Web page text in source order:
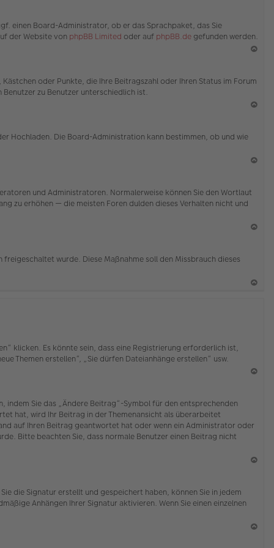
o
b
einen Board-Administrator, ob er das Sprachpaket, das Sie
der Website von phpBB Limited oder auf phpBB.de gefunden werden.
h
b
oder Punkte, die Ihre Beitragszahl oder Ihren Status im Forum
zu Benutzer unterschiedlich ist.
b
Hochladen. Die Board-Administration kann bestimmen, ob und wie
h
en
und Administratoren. Normalerweise können Sie den Wortlaut
zu erhöhen — die meisten Foren dulden dieses Verhalten nicht und
b
wurde. Diese Maßnahme soll den Missbrauch dieses
klicken. Es könnte sein, dass eine Registrierung erforderlich ist,
Themen erstellen“, „Sie dürfen Dateianhänge erstellen“ usw.
b
Sie das „Ändere Beitrag“-Symbol für den entsprechenden
hat, wird Ihr Beitrag in der Themenansicht als überarbeitet
auf Ihren Beitrag geantwortet hat oder wenn ein Administrator oder
Bitte beachten Sie, dass normale Benutzer einen Beitrag nicht
en
die Signatur erstellt und gespeichert haben, können Sie in jedem
Anhängen Ihrer Signatur aktivieren. Wenn Sie einen einzelnen